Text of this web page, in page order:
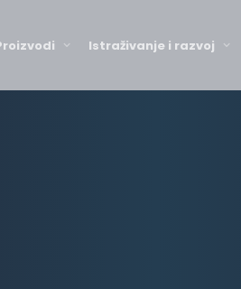
Istraživanje i razvoj